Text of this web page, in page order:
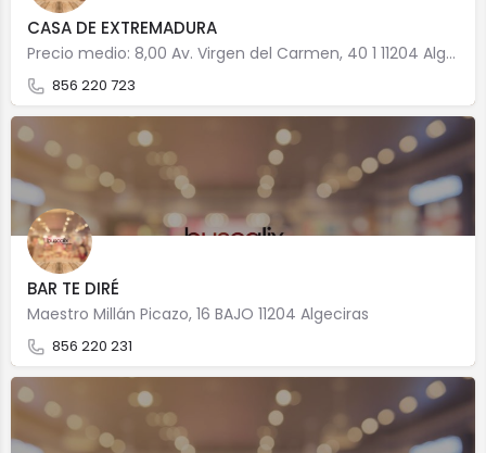
CASA DE EXTREMADURA
Precio medio: 8,00 Av. Virgen del Carmen, 40 1 11204 Algeciras
856 220 723
BAR TE DIRÉ
Maestro Millán Picazo, 16 BAJO 11204 Algeciras
856 220 231